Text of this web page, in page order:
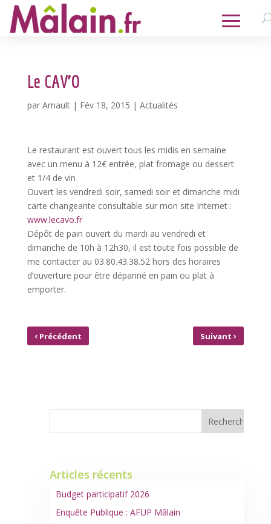
Le CAV’O
par Arnault| Fév 18, 2015 | Actualités
Le restaurant est ouvert tous les midis en semaine
avec un menu à 12€ entrée, plat fromage ou dessert
et 1/4 de vin
Ouvert les vendredi soir, samedi soir et dimanche midi
carte changeante consultable sur mon site Internet :
www.lecavo.fr
Dépôt de pain ouvert du mardi au vendredi et
dimanche de 10h à 12h30, il est toute fois possible de
me contacter au 03.80.43.38.52 hors des horaires
d’ouverture pour être dépanné en pain ou plat à
emporter.
‹Précédent Suivant›
Articles récents
Budget participatif 2026
Enquête Publique : AFUP Mâlain